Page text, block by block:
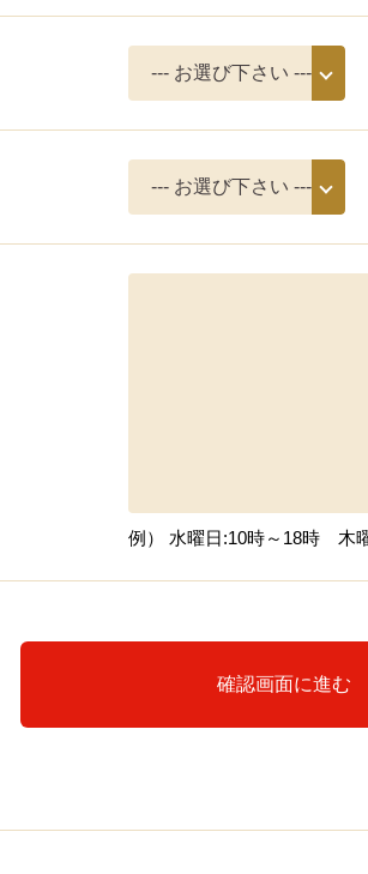
例） 水曜日:10時～18時 木
確認画面に進む